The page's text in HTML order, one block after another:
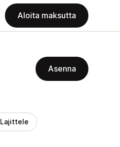
Aloita maksutta
Asenna
Lajittele